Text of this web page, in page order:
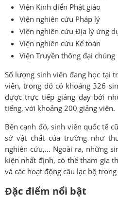
Viện Kinh điển Phật giáo
Viện nghiên cứu Pháp lý
Viện nghiên cứu Địa lý ứng
Viện nghiên cứu Kế toán
Viện Truyền thông đại chúng
Số lượng sinh viên đang học tại
viên, trong đó có khoảng 326
được trực tiếp giảng dạy bởi
tiếng, với khoảng 200 giảng viên.
Bên cạnh đó, sinh viên quốc tế
sở vật chất của trường như
nghiên cứu,… Ngoài ra, những
kiện nhất định, có thể tham gia
và các hoạt động câu lạc bộ
Đặc điểm nổi bật